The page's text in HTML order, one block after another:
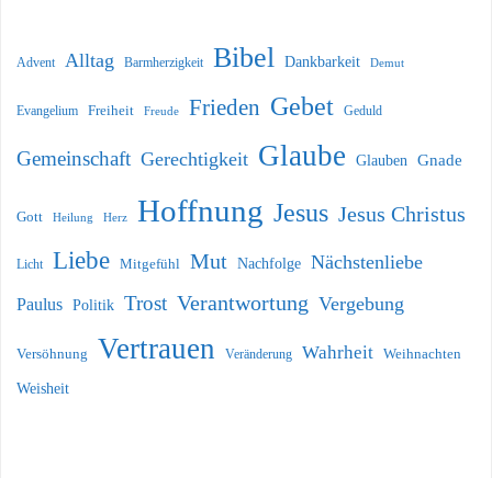
Advent Alltag Barmherzigkeit Bibel Dankbarkeit Demut
Evangelium Freiheit Freude Frieden Gebet Geduld
Gemeinschaft Gerechtigkeit Glaube Glauben Gnade
Gott Heilung Herz Hoffnung Jesus Jesus Christus
Licht Liebe Mitgefühl Mut Nachfolge Nächstenliebe
Paulus Politik Trost Verantwortung Vergebung
Versöhnung Vertrauen Veränderung Wahrheit Weihnachten
Weisheit